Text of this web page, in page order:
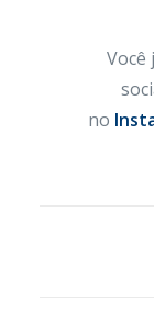
Você
no